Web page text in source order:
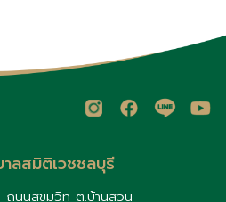
ลสมิติเวชชลบุรี
นนสุขุมวิท ต.บ้านสวน